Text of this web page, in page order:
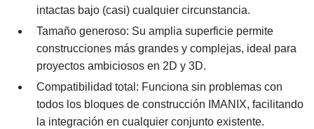
intactas bajo (casi) cualquier circunstancia.
Tamaño generoso: Su amplia superficie permite
construcciones más grandes y complejas, ideal para
proyectos ambiciosos en 2D y 3D.
Compatibilidad total: Funciona sin problemas con
todos los bloques de construcción IMANIX, facilitando
la integración en cualquier conjunto existente.